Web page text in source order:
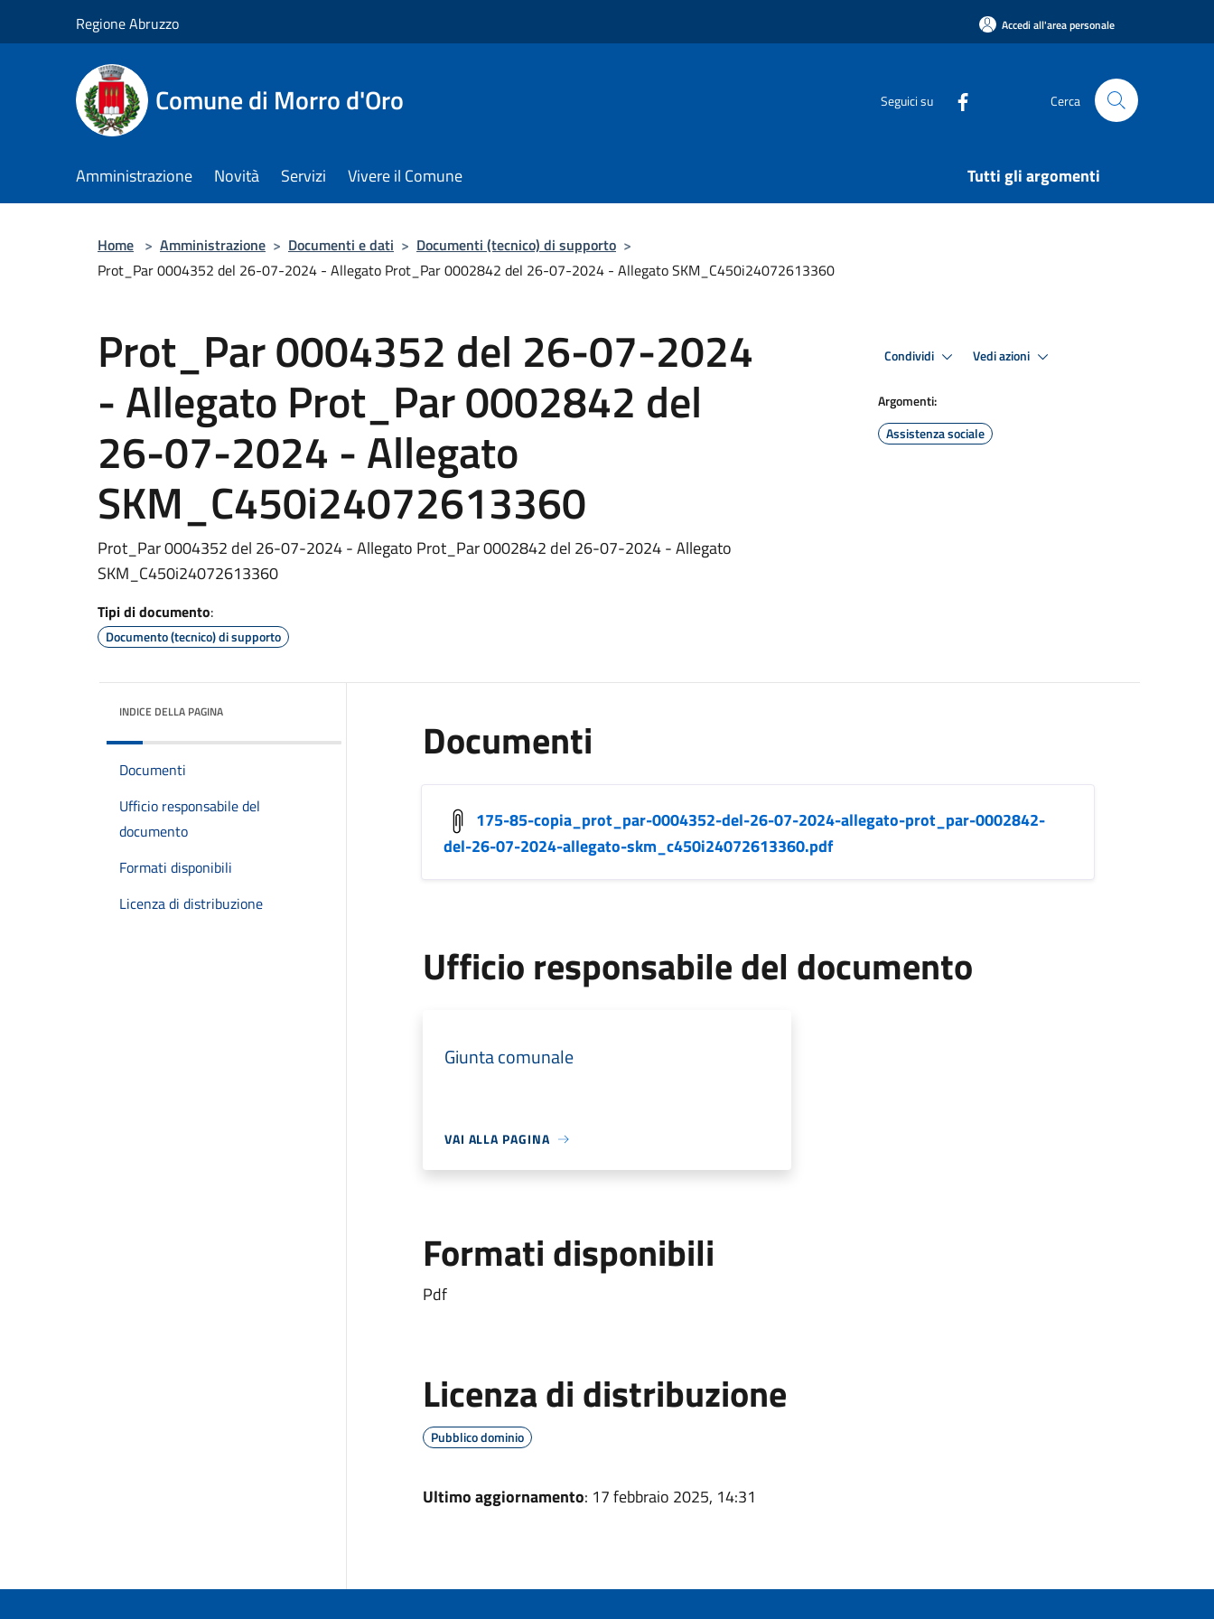
Regione Abruzzo Accedi all'area personale
Comune di Morro d'Oro Seguici su Cerca
Amministrazione Novità Servizi Vivere il Comune Tutti gli argomenti
Home > Amministrazione > Documenti e dati > Documenti (tecnico) di supporto >
Prot_Par 0004352 del 26-07-2024 - Allegato Prot_Par 0002842 del 26-07-2024 - Allegato SKM_C450i24072613360
Prot_Par 0004352 del 26-07-2024
- Allegato Prot_Par 0002842 del
26-07-2024 - Allegato
SKM_C450i24072613360
Prot_Par 0004352 del 26-07-2024 - Allegato Prot_Par 0002842 del 26-07-2024 - Allegato
SKM_C450i24072613360
Tipi di documento:
Documento (tecnico) di supporto
Condividi Vedi azioni
Argomenti:
Assistenza sociale
INDICE DELLA PAGINA
Documenti
Ufficio responsabile del
documento
Formati disponibili
Licenza di distribuzione
Documenti
175-85-copia_prot_par-0004352-del-26-07-2024-allegato-prot_par-0002842-
del-26-07-2024-allegato-skm_c450i24072613360.pdf
Ufficio responsabile del documento
Giunta comunale
VAI ALLA PAGINA
Formati disponibili
Pdf
Licenza di distribuzione
Pubblico dominio
Ultimo aggiornamento: 17 febbraio 2025, 14:31